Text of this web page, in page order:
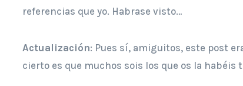
referencias que yo. Habrase visto…
Actualización: Pues sí, amiguitos, este post
cierto es que muchos sois los que os la habéis